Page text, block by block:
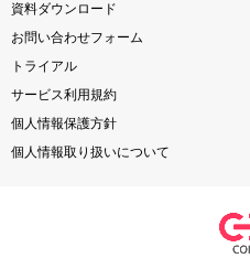
資料ダウンロード
お問い合わせフォーム
トライアル
サービス利用規約
個人情報保護方針
個人情報取り扱いについて